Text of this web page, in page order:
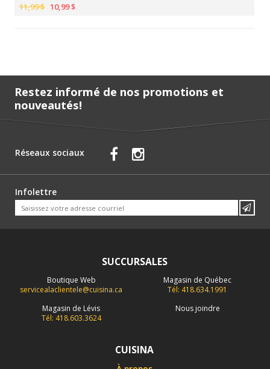
11,99 $ 10,99 $
Restez informé de nos promotions et
nouveautés!
Réseaux sociaux
Infolettre
SUCCURSALES
Boutique Web
servicealaclientele@cuisina.ca
Magasin de Québec
Tél: 418.634.1991
Magasin de Lévis
Tél: 418.603.3624
Nous joindre
CUISINA